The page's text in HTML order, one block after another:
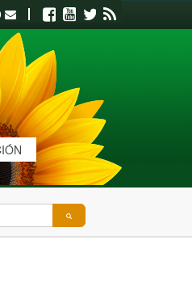
Facebook
Youtube
Twitter